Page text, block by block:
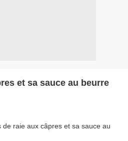
et sa sauce au beurre